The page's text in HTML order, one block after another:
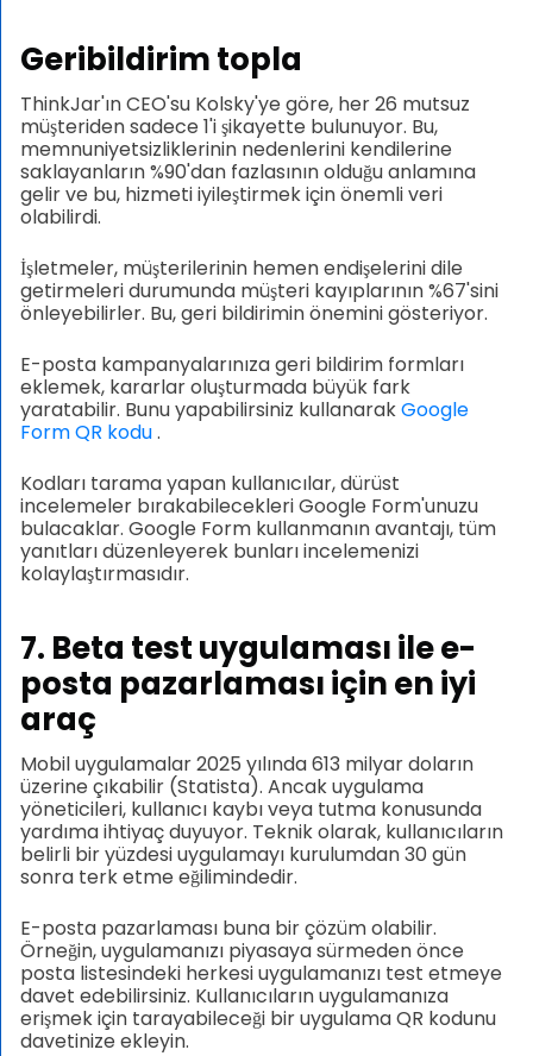
Geribildirim topla
ThinkJar'ın CEO'su Kolsky'ye göre, her 26 mutsuz
müşteriden sadece 1'i şikayette bulunuyor. Bu,
memnuniyetsizliklerinin nedenlerini kendilerine
saklayanların %90'dan fazlasının olduğu anlamına
gelir ve bu, hizmeti iyileştirmek için önemli veri
olabilirdi.
İşletmeler, müşterilerinin hemen endişelerini dile
getirmeleri durumunda müşteri kayıplarının %67'sini
önleyebilirler. Bu, geri bildirimin önemini gösteriyor.
E-posta kampanyalarınıza geri bildirim formları
eklemek, kararlar oluşturmada büyük fark
yaratabilir. Bunu yapabilirsiniz kullanarakGoogle
Form QR kodu.
Kodları tarama yapan kullanıcılar, dürüst
incelemeler bırakabilecekleri Google Form'unuzu
bulacaklar. Google Form kullanmanın avantajı, tüm
yanıtları düzenleyerek bunları incelemenizi
kolaylaştırmasıdır.
7. Beta test uygulaması ilee-
posta pazarlaması için en iyi
araç
Mobil uygulamalar 2025 yılında 613 milyar doların
üzerine çıkabilir (Statista). Ancak uygulama
yöneticileri, kullanıcı kaybı veya tutma konusunda
yardıma ihtiyaç duyuyor. Teknik olarak, kullanıcıların
belirli bir yüzdesi uygulamayı kurulumdan 30 gün
sonra terk etme eğilimindedir.
E-posta pazarlaması buna bir çözüm olabilir.
Örneğin, uygulamanızı piyasaya sürmeden önce
posta listesindeki herkesi uygulamanızı test etmeye
davet edebilirsiniz. Kullanıcıların uygulamanıza
erişmek için tarayabileceği bir uygulama QR kodunu
davetinize ekleyin.